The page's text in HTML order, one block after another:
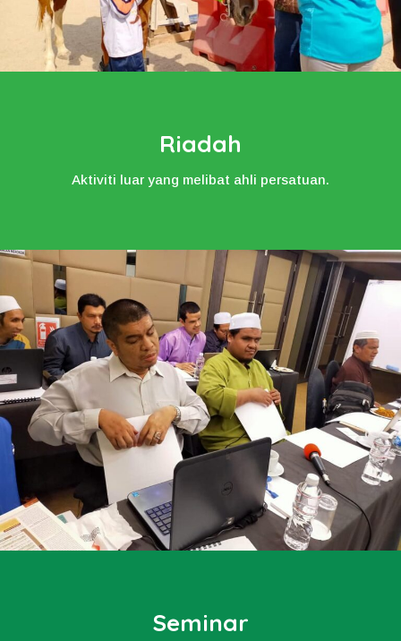
Riadah
Aktiviti luar yang melibat ahli persatuan.
Seminar